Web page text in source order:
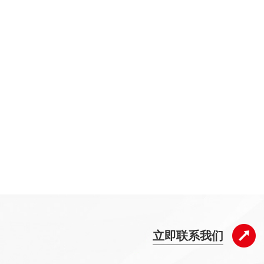
立即联系我们